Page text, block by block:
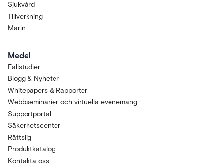
Sjukvård
Tillverkning
Marin
Medel
Fallstudier
Blogg & Nyheter
Whitepapers & Rapporter
Webbseminarier och virtuella evenemang
Supportportal
Säkerhetscenter
Rättslig
Produktkatalog
Kontakta oss